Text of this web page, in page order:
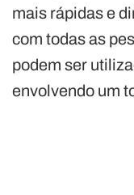
mais rápidas e
com todas as
podem ser
envolvendo um